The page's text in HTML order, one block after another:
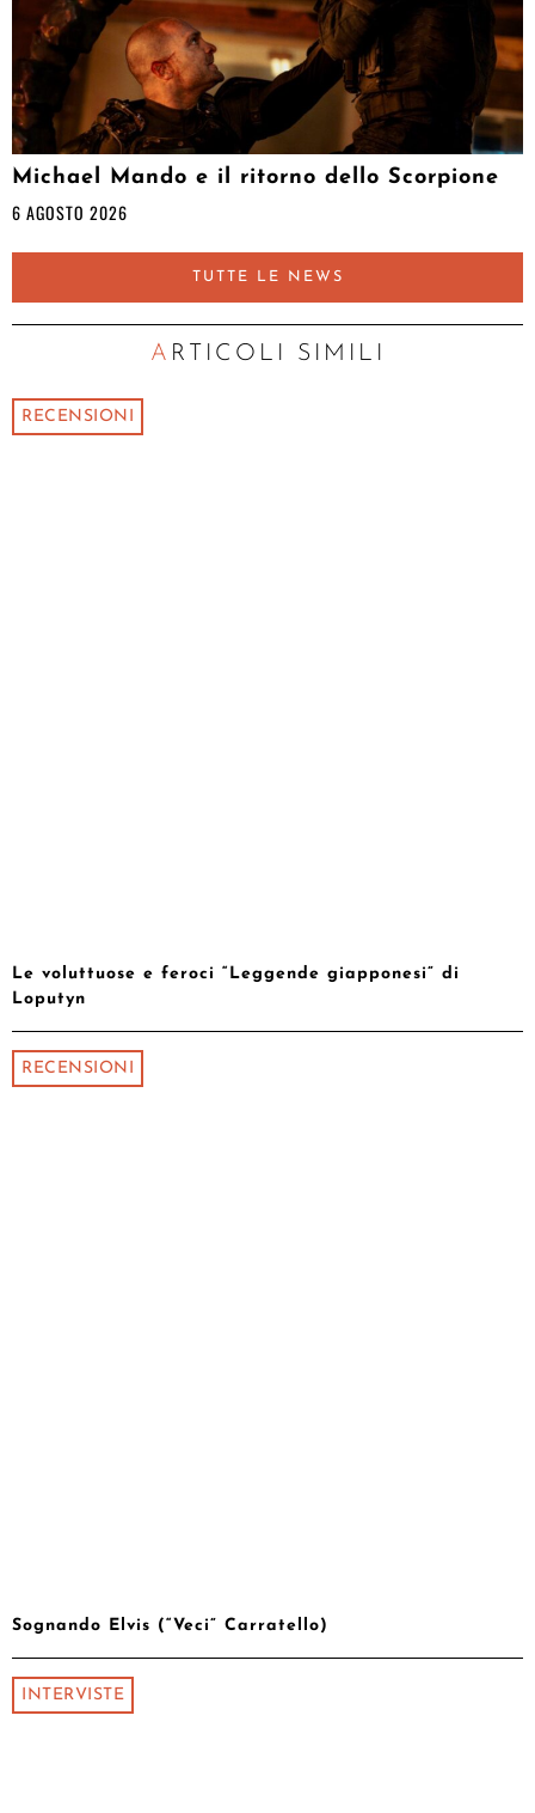
Michael Mando e il ritorno dello Scorpione
6 AGOSTO 2026
TUTTE LE NEWS
ARTICOLI SIMILI
RECENSIONI
Le voluttuose e feroci “Leggende giapponesi” di
Loputyn
RECENSIONI
Sognando Elvis (“Veci” Carratello)
INTERVISTE